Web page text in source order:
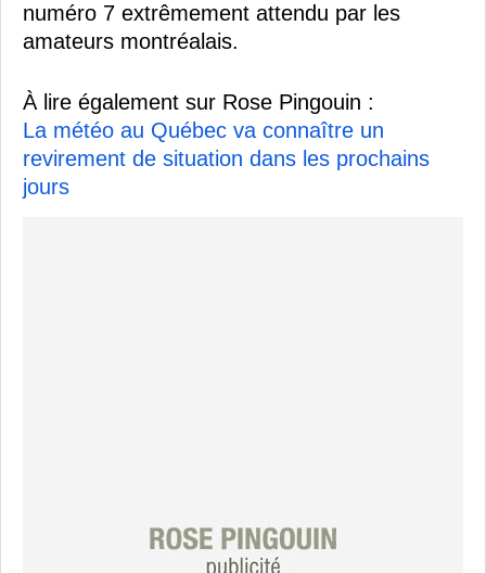
numéro 7 extrêmement attendu par les
amateurs montréalais.
À lire également sur Rose Pingouin :
La météo au Québec va connaître un
revirement de situation dans les prochains
jours